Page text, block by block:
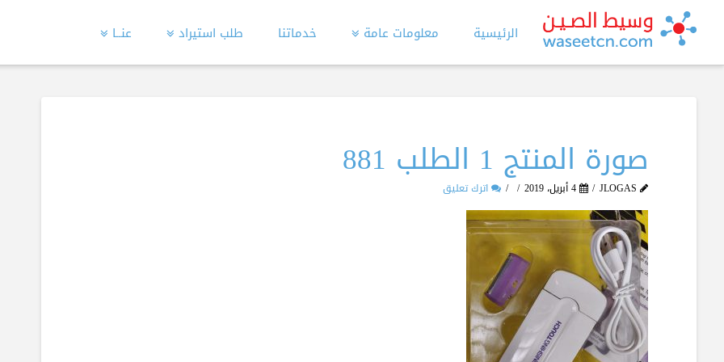
الرئيسية معلومات عامة خدماتنا طلب استيراد عنــا
صورة المنتج 1 الطلب 881
JLOGAS 4 أبريل، 2019 اترك تعليق